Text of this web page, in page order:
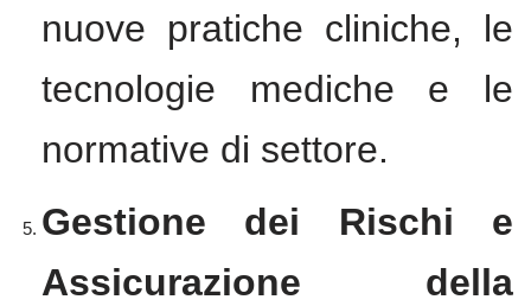
nuove pratiche cliniche, le
tecnologie mediche e le
normative di settore.
Gestione dei Rischi e
Assicurazione della